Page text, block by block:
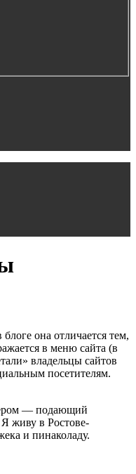
она отличается тем,
в меню сайта (в
владельцы сайтов
посетителям.
— подающий
живу в Ростове-
и пинаколаду.